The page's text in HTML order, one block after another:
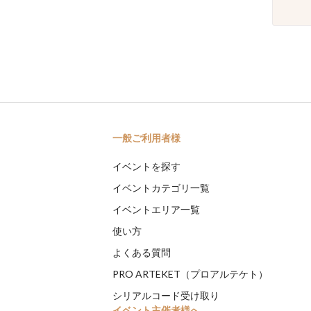
一般ご利用者様
イベントを探す
イベントカテゴリ一覧
イベントエリア一覧
使い方
よくある質問
PRO ARTEKET（プロアルテケト）
シリアルコード受け取り